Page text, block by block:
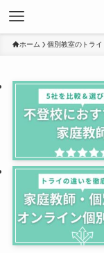
ホーム 個別教室のトライ